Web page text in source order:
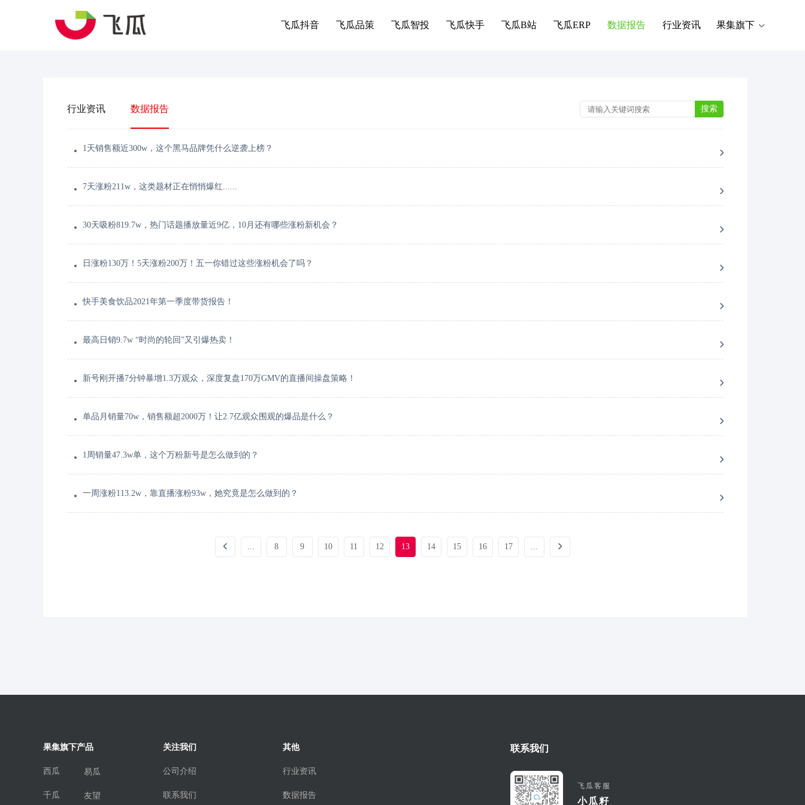
飞瓜抖音 飞瓜品策 飞瓜智投 飞瓜快手 飞瓜B站 飞瓜ERP 数据报告 行业资讯 果集旗下
行业资讯 数据报告 搜索
1天销售额近300w，这个黑马品牌凭什么逆袭上榜？
7天涨粉211w，这类题材正在悄悄爆红......
30天吸粉819.7w，热门话题播放量近9亿，10月还有哪些涨粉新机会？
日涨粉130万！5天涨粉200万！五一你错过这些涨粉机会了吗？
快手美食饮品2021年第一季度带货报告！
最高日销9.7w “时尚的轮回”又引爆热卖！
新号刚开播7分钟暴增1.3万观众，深度复盘170万GMV的直播间操盘策略！
单品月销量70w，销售额超2000万！让2.7亿观众围观的爆品是什么？
1周销量47.3w单，这个万粉新号是怎么做到的？
一周涨粉113.2w，靠直播涨粉93w，她究竟是怎么做到的？
... 8 9 10 11 12 13 14 15 16 17 ...
果集旗下产品
西瓜
千瓜
易瓜
友望
关注我们
公司介绍
联系我们
其他
行业资讯
数据报告
联系我们
飞瓜客服
小瓜籽